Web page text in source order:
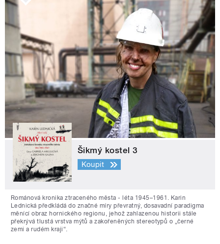
Šikmý kostel 3
Koupit
Románová kronika ztraceného města - léta 1945–1961. Karin
Lednická předkládá do značné míry převratný, dosavadní paradigma
měnící obraz hornického regionu, jehož zahlazenou historii stále
překrývá tlustá vrstva mýtů a zakořeněných stereotypů o „černé
zemi a rudém kraji“.